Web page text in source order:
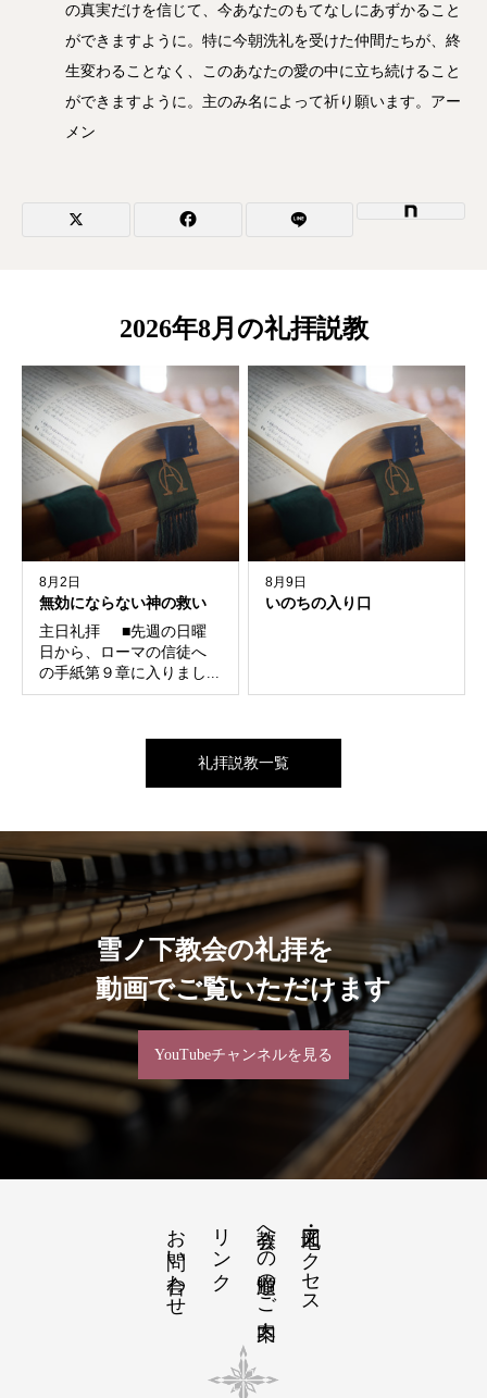
の真実だけを信じて、今あなたのもてなしにあずかること
ができますように。特に今朝洗礼を受けた仲間たちが、終
生変わることなく、このあなたの愛の中に立ち続けること
ができますように。主のみ名によって祈り願います。アー
メン
2026年8月の礼拝説教
8月2日
無効にならない神の救い
主日礼拝 ■先週の日曜
日から、ローマの信徒へ
の手紙第９章に入りまし...
8月9日
いのちの入り口
礼拝説教一覧
雪ノ下教会の礼拝を
動画でご覧いただけます
YouTubeチャンネルを見る
地図・アクセス
教会への道順のご案内
リンク
お問い合わせ